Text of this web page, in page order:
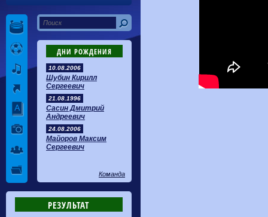
ДНИ РОЖДЕНИЯ
10.08.2006
Шубин Кирилл
Сергеевич
21.08.1996
Сасин Дмитрий
Андреевич
24.08.2006
Майоров Максим
Сергеевич
Команда
РЕЗУЛЬТАТ